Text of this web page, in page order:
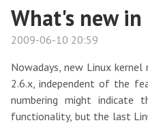
What's new in
2009-06-10 20:59
Nowadays, new Linux
2.6.x, independent of the
numbering might indicate
functionality, but the last